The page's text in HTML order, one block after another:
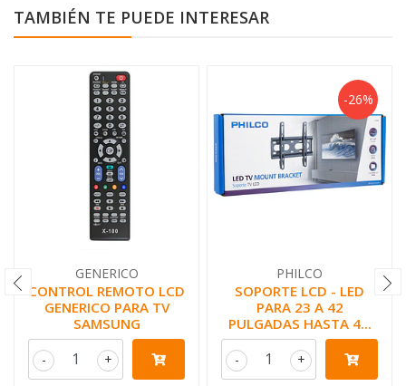
TAMBIÉN TE PUEDE INTERESAR
GENERICO
CONTROL REMOTO LCD
GENERICO PARA TV
SAMSUNG
+
-
-26%
PHILCO
SOPORTE LCD - LED
PARA 23 A 42
PULGADAS HASTA 4...
+
-